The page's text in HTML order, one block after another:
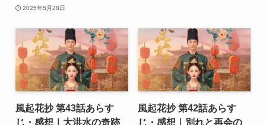
2025年5月28日
風起花抄 第43話あらす
じ・感想｜大洪水の奇跡
風起花抄 第42話あらす
じ・感想｜別れと再会の